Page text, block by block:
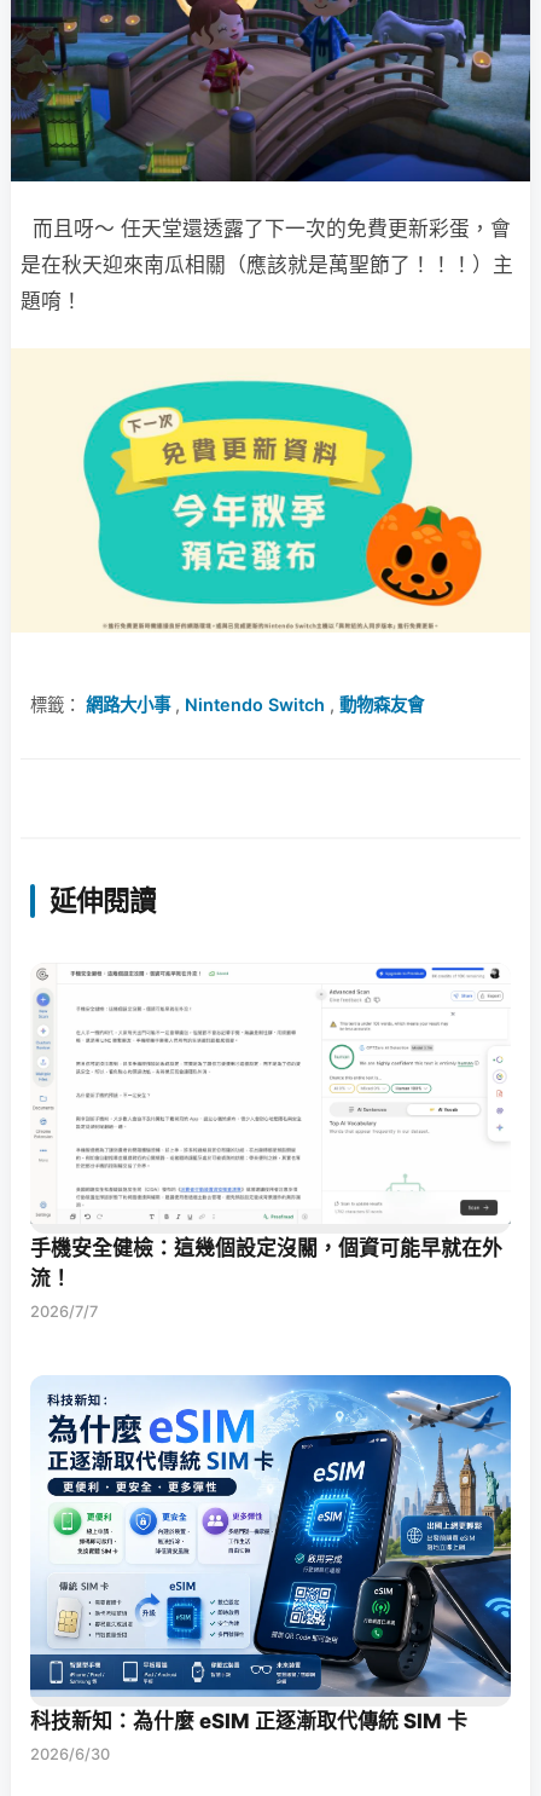
而且呀～ 任天堂還透露了下一次的免費更新彩蛋，會
是在秋天迎來南瓜相關（應該就是萬聖節了！！！）主
題唷！
標籤： 網路大小事, Nintendo Switch , 動物森友會
延伸閱讀
手機安全健檢：這幾個設定沒關，個資可能早就在外
流！
2026/7/7
科技新知：為什麼 eSIM 正逐漸取代傳統 SIM 卡
2026/6/30